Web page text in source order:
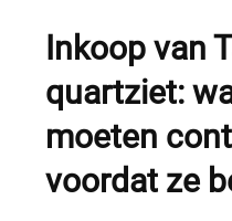
Inkoop van
quartziet:
moeten
voordat ze